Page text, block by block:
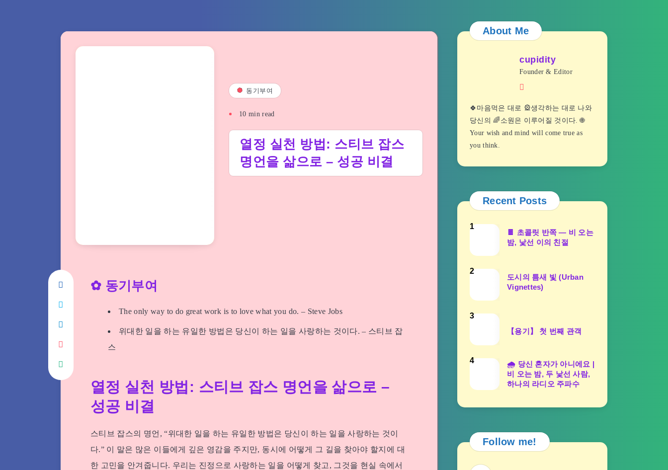
동기부여
10 min read
열정 실천 방법: 스티브 잡스
명언을 삶으로 – 성공 비결
✿ 동기부여
The only way to do great work is to love what you do. – Steve Jobs
위대한 일을 하는 유일한 방법은 당신이 하는 일을 사랑하는 것이다. – 스티브 잡
스
열정 실천 방법: 스티브 잡스 명언을 삶으로 –
성공 비결
스티브 잡스의 명언, “위대한 일을 하는 유일한 방법은 당신이 하는 일을 사랑하는 것이
다.” 이 말은 많은 이들에게 깊은 영감을 주지만, 동시에 어떻게 그 길을 찾아야 할지에 대
한 고민을 안겨줍니다. 우리는 진정으로 사랑하는 일을 어떻게 찾고, 그것을 현실 속에서
About Me
cupidity
Founder & Editor
🍀마음먹은 대로 🎡생각하는 대로 나와
당신의 🌈소원은 이루어질 것이다. 🌐
Your wish and mind will come true as
you think.
Recent Posts
1
🍫 초콜릿 반쪽 — 비 오는
밤, 낯선 이의 친절
2
도시의 틈새 빛 (Urban
Vignettes)
3
【용기】 첫 번째 관객
4
🌧️ 당신 혼자가 아니에요 |
비 오는 밤, 두 낯선 사람,
하나의 라디오 주파수
Follow me!